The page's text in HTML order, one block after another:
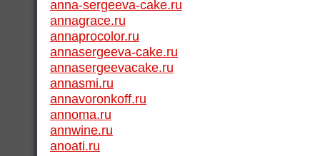
anna-sergeeva-cake.ru
annagrace.ru
annaprocolor.ru
annasergeeva-cake.ru
annasergeevacake.ru
annasmi.ru
annavoronkoff.ru
annoma.ru
annwine.ru
anoati.ru